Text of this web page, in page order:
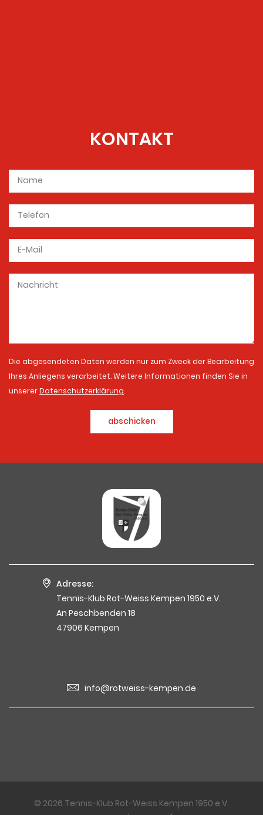
KONTAKT
Die abgesendeten Daten werden nur zum Zweck der Bearbeitung
Ihres Anliegens verarbeitet. Weitere Informationen finden Sie in
unsererDatenschutzerklärung.
abschicken
Adresse:
Tennis-Klub Rot-Weiss Kempen 1950 e.V.
An Peschbenden 18
47906 Kempen
info@rotweiss-kempen.de
© 2026 Tennis-Klub Rot-Weiss Kempen 1950 e.V.